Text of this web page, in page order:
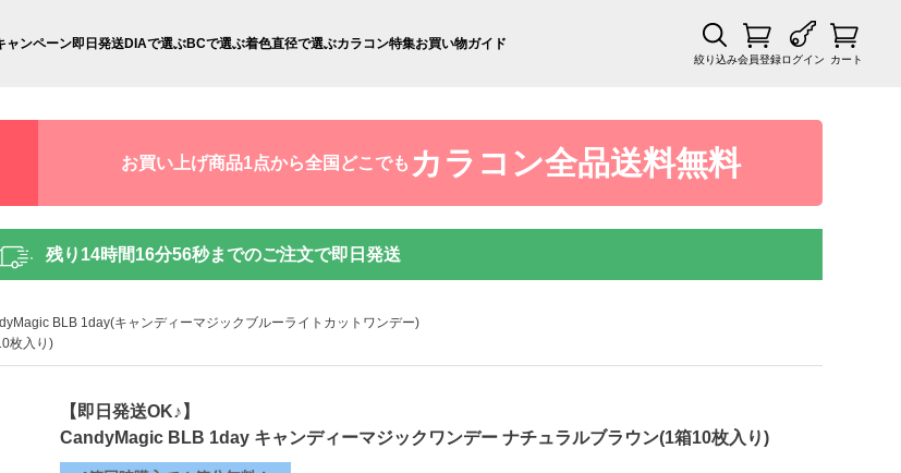
ャンペーン即日発送DIAで選ぶBCで選ぶ着色直径で選ぶカラコン特集お買い物ガイド
絞り込み会員登録ログイン カート
お買い上げ商品1点から全国どこでも カラコン全品送料無料
残り 14時間16分55秒までのご注文で即日発送
BLB 1day(キャンディーマジックブルーライトカットワンデー)
枚入り)
【即日発送OK♪】
CandyMagic BLB 1day キャンディーマジックワンデー ナチュラルブラウン(1箱10枚入り)